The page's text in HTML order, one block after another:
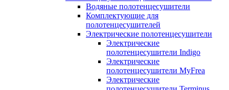
Водяные полотенцесушители
Комплектующие для
полотенцесушителей
Электрические полотенцесушители
Электрические
полотенцесушители Indigo
Электрические
полотенцесушители MyFrea
Электрические